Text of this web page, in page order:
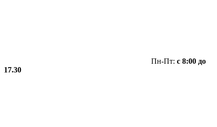
Пн-Пт: с 8:00 до
17.30